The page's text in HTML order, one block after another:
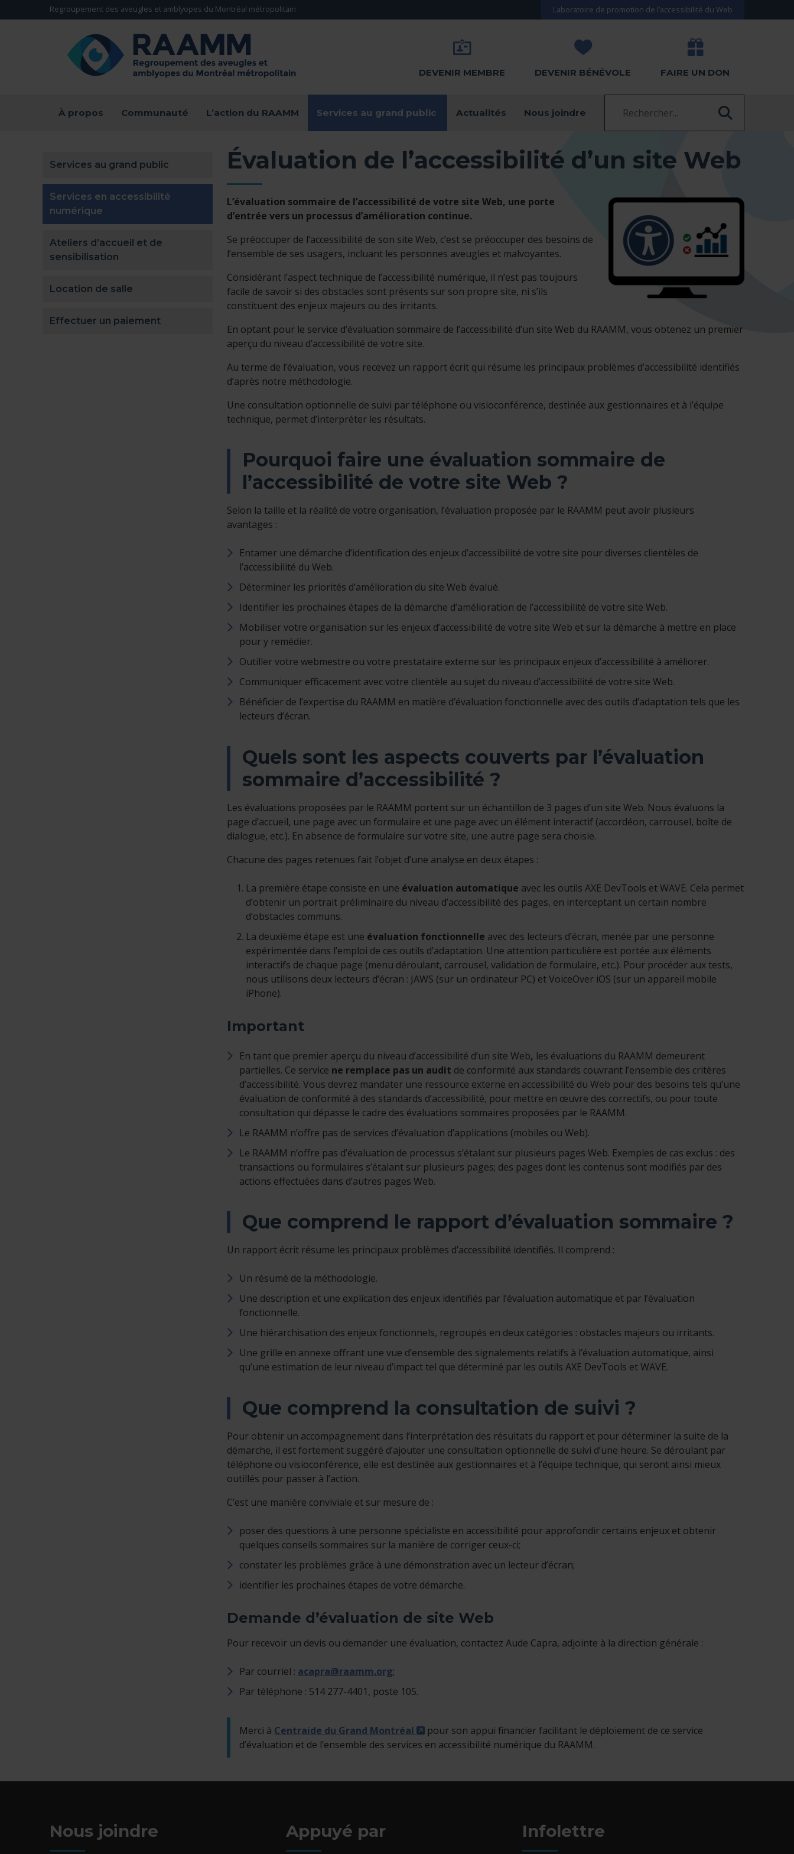
Aller directement au contenu
Regroupement des aveugles et amblyopes du Montréal métropolitain Laboratoire de promotion de l’accessibilité du Web
DEVENIR MEMBRE DEVENIR BÉNÉVOLE FAIRE UN DON
À propos Communauté L’action du RAAMM Services au grand public (actuellement sélectionnée)
Actualités Nous joindre
Services au grand public
Services en accessibilité
numérique
(actuellement sélectionnée)
Ateliers d’accueil et de
sensibilisation
Location de salle
Effectuer un paiement
Évaluation de l’accessibilité d’un site Web
L’évaluation sommaire de l’accessibilité de votre site Web, une porte
d’entrée vers un processus d’amélioration continue.
Se préoccuper de l’accessibilité de son site Web, c’est se préoccuper des besoins de
l’ensemble de ses usagers, incluant les personnes aveugles et malvoyantes.
Considérant l’aspect technique de l’accessibilité numérique, il n’est pas toujours
facile de savoir si des obstacles sont présents sur son propre site, ni s’ils
constituent des enjeux majeurs ou des irritants.
En optant pour le service d’évaluation sommaire de l’accessibilité d’un site Web du RAAMM, vous obtenez un premier
aperçu du niveau d’accessibilité de votre site.
Au terme de l’évaluation, vous recevez un rapport écrit qui résume les principaux problèmes d’accessibilité identifiés
d’après notre méthodologie.
Une consultation optionnelle de suivi par téléphone ou visioconférence, destinée aux gestionnaires et à l’équipe
technique, permet d’interpréter les résultats.
Pourquoi faire une évaluation sommaire de
l’accessibilité de votre site Web ?
Selon la taille et la réalité de votre organisation, l’évaluation proposée par le RAAMM peut avoir plusieurs
avantages :
Entamer une démarche d’identification des enjeux d’accessibilité de votre site pour diverses clientèles de
l’accessibilité du Web.
Déterminer les priorités d’amélioration du site Web évalué.
Identifier les prochaines étapes de la démarche d’amélioration de l’accessibilité de votre site Web.
Mobiliser votre organisation sur les enjeux d’accessibilité de votre site Web et sur la démarche à mettre en place
pour y remédier.
Outiller votre webmestre ou votre prestataire externe sur les principaux enjeux d’accessibilité à améliorer.
Communiquer efficacement avec votre clientèle au sujet du niveau d’accessibilité de votre site Web.
Bénéficier de l’expertise du RAAMM en matière d’évaluation fonctionnelle avec des outils d’adaptation tels que les
lecteurs d’écran.
Quels sont les aspects couverts par l’évaluation
sommaire d’accessibilité ?
Les évaluations proposées par le RAAMM portent sur un échantillon de 3 pages d’un site Web. Nous évaluons la
page d’accueil, une page avec un formulaire et une page avec un élément interactif (accordéon, carrousel, boîte de
dialogue, etc.). En absence de formulaire sur votre site, une autre page sera choisie.
Chacune des pages retenues fait l’objet d’une analyse en deux étapes :
La première étape consiste en une évaluation automatique avec les outils AXE DevTools et WAVE. Cela permet
d’obtenir un portrait préliminaire du niveau d’accessibilité des pages, en interceptant un certain nombre
d’obstacles communs.
La deuxième étape est une évaluation fonctionnelle avec des lecteurs d’écran, menée par une personne
expérimentée dans l’emploi de ces outils d’adaptation. Une attention particulière est portée aux éléments
interactifs de chaque page (menu déroulant, carrousel, validation de formulaire, etc.). Pour procéder aux tests,
nous utilisons deux lecteurs d’écran : JAWS (sur un ordinateur PC) et VoiceOver iOS (sur un appareil mobile
iPhone).
Important
En tant que premier aperçu du niveau d’accessibilité d’un site Web, les évaluations du RAAMM demeurent
partielles. Ce service ne remplace pas un audit de conformité aux standards couvrant l’ensemble des critères
d’accessibilité. Vous devrez mandater une ressource externe en accessibilité du Web pour des besoins tels qu’une
évaluation de conformité à des standards d’accessibilité, pour mettre en œuvre des correctifs, ou pour toute
consultation qui dépasse le cadre des évaluations sommaires proposées par le RAAMM.
Le RAAMM n’offre pas de services d’évaluation d’applications (mobiles ou Web).
Le RAAMM n’offre pas d’évaluation de processus s’étalant sur plusieurs pages Web. Exemples de cas exclus : des
transactions ou formulaires s’étalant sur plusieurs pages; des pages dont les contenus sont modifiés par des
actions effectuées dans d’autres pages Web.
Que comprend le rapport d’évaluation sommaire ?
Un rapport écrit résume les principaux problèmes d’accessibilité identifiés. Il comprend :
Un résumé de la méthodologie.
Une description et une explication des enjeux identifiés par l’évaluation automatique et par l’évaluation
fonctionnelle.
Une hiérarchisation des enjeux fonctionnels, regroupés en deux catégories : obstacles majeurs ou irritants.
Une grille en annexe offrant une vue d’ensemble des signalements relatifs à l’évaluation automatique, ainsi
qu’une estimation de leur niveau d’impact tel que déterminé par les outils AXE DevTools et WAVE.
Que comprend la consultation de suivi ?
Pour obtenir un accompagnement dans l’interprétation des résultats du rapport et pour déterminer la suite de la
démarche, il est fortement suggéré d’ajouter une consultation optionnelle de suivi d’une heure. Se déroulant par
téléphone ou visioconférence, elle est destinée aux gestionnaires et à l’équipe technique, qui seront ainsi mieux
outillés pour passer à l’action.
C’est une manière conviviale et sur mesure de :
poser des questions à une personne spécialiste en accessibilité pour approfondir certains enjeux et obtenir
quelques conseils sommaires sur la manière de corriger ceux-ci;
constater les problèmes grâce à une démonstration avec un lecteur d’écran;
identifier les prochaines étapes de votre démarche.
Demande d’évaluation de site Web
Pour recevoir un devis ou demander une évaluation, contactez Aude Capra, adjointe à la direction générale :
Par courriel : acapra@raamm.org;
Par téléphone : 514 277-4401, poste 105.
Merci à Centraide du Grand Montréal - Cet hyperlien s'ouvrira dans une nouvelle fenêtre.
pour son appui financier facilitant le déploiement de ce service
d’évaluation et de l’ensemble des services en accessibilité numérique du RAAMM.
Nous joindre Appuyé par Infolettre